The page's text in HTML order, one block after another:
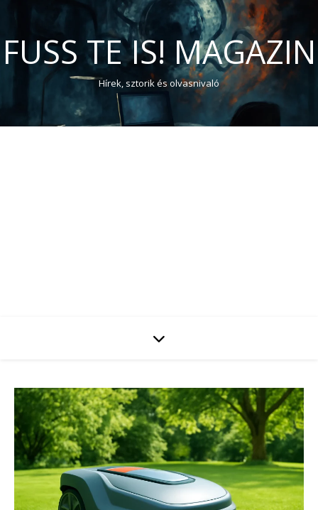
FUSS TE IS! MAGAZIN
Hírek, sztorik és olvasnivaló